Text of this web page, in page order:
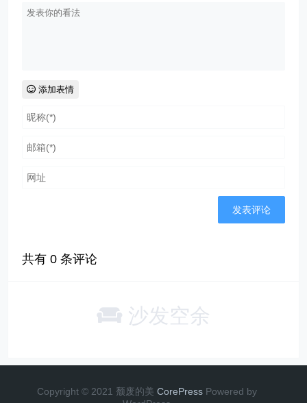
添加表情
共有0 条评论
沙发空余
Copyright © 2021 颓废的美 CorePress Powered by